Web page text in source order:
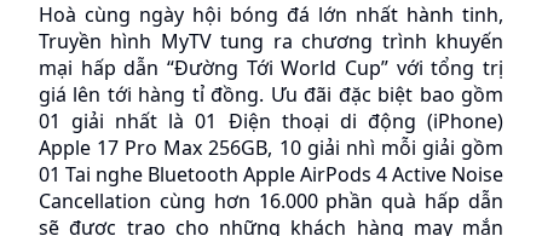
Hoà cùng ngày hội bóng đá lớn nhất hành tinh,
Truyền hình MyTV tung ra chương trình khuyến
mại hấp dẫn “Đường Tới World Cup” với tổng trị
giá lên tới hàng tỉ đồng. Ưu đãi đặc biệt bao gồm
01 giải nhất là 01 Điện thoại di động (iPhone)
Apple 17 Pro Max 256GB, 10 giải nhì mỗi giải gồm
01 Tai nghe Bluetooth Apple AirPods 4 Active Noise
Cancellation cùng hơn 16.000 phần quà hấp dẫn
sẽ được trao cho những khách hàng may mắn